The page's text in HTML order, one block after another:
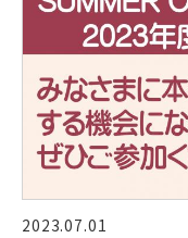
2023.07.01